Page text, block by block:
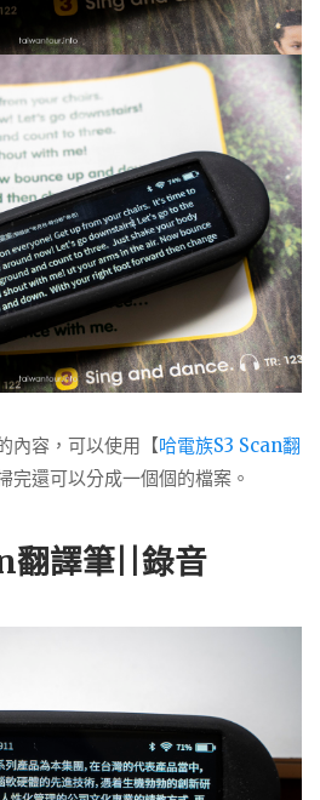
內容，可以使用【哈電族S3 Scan翻
完還可以分成一個個的檔案 。
翻譯筆||錄音